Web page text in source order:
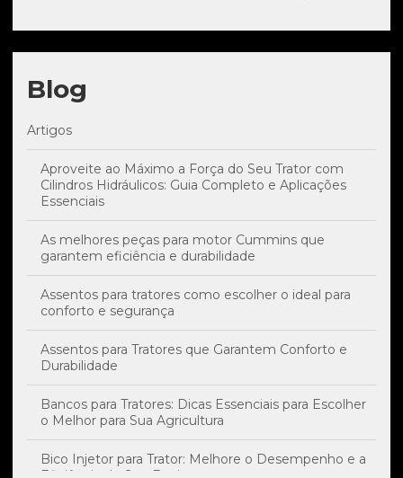
Blog
Artigos
Aproveite ao Máximo a Força do Seu Trator com
Cilindros Hidráulicos: Guia Completo e Aplicações
Essenciais
As melhores peças para motor Cummins que
garantem eficiência e durabilidade
Assentos para tratores como escolher o ideal para
conforto e segurança
Assentos para Tratores que Garantem Conforto e
Durabilidade
Bancos para Tratores: Dicas Essenciais para Escolher
o Melhor para Sua Agricultura
Bico Injetor para Trator: Melhore o Desempenho e a